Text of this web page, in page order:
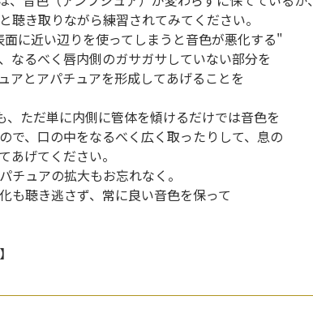
聴き取りながら練習されてみてください。
に近い辺りを使ってしまうと音色が悪化する"
なるべく唇内側のガサガサしていない部分を
アとアパチュアを形成してあげることを
、ただ単に内側に管体を傾けるだけでは音色を
で、口の中をなるべく広く取ったりして、息の
あげてください。
チュアの拡大もお忘れなく。
も聴き逃さず、常に良い音色を保って